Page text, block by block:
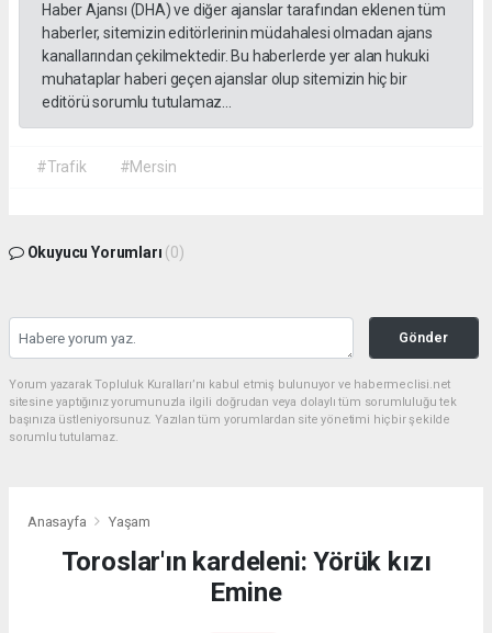
Haber Ajansı (DHA) ve diğer ajanslar tarafından eklenen tüm
haberler, sitemizin editörlerinin müdahalesi olmadan ajans
kanallarından çekilmektedir. Bu haberlerde yer alan hukuki
muhataplar haberi geçen ajanslar olup sitemizin hiç bir
editörü sorumlu tutulamaz...
#Trafik #Mersin
Okuyucu Yorumları (0)
Gönder
Yorum yazarak Topluluk Kuralları’nı kabul etmiş bulunuyor ve habermeclisi.net
sitesine yaptığınız yorumunuzla ilgili doğrudan veya dolaylı tüm sorumluluğu tek
başınıza üstleniyorsunuz. Yazılan tüm yorumlardan site yönetimi hiçbir şekilde
sorumlu tutulamaz.
Anasayfa Yaşam
Toroslar'ın kardeleni: Yörük kızı
Emine